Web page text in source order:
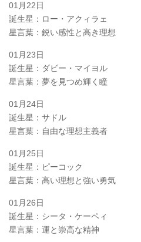
01月22日
誕生星：ロー・アクィラェ
星言葉：鋭い感性と高き理想
01月23日
誕生星：ダビー・マイヨル
星言葉：夢を見つめ輝く瞳
01月24日
誕生星：サドル
星言葉：自由な理想主義者
01月25日
誕生星：ピーコック
星言葉：高い理想と強い勇気
01月26日
誕生星：シータ・ケーペィ
星言葉：運と崇高な精神